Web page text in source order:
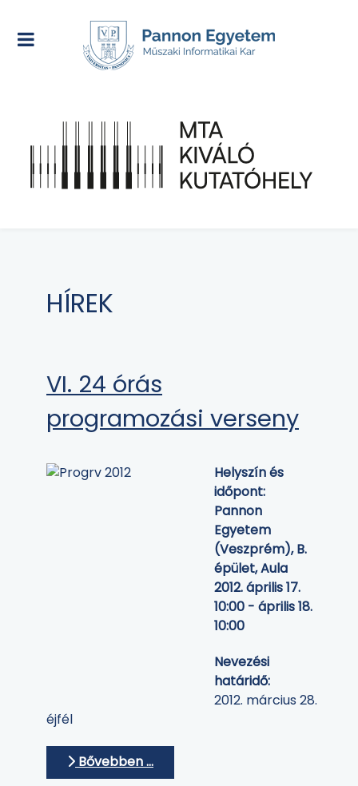
HÍREK
VI. 24 órás
programozási verseny
Helyszín és
időpont:
Pannon
Egyetem
(Veszprém), B.
épület, Aula
2012. április 17.
10:00 - április 18.
10:00
Nevezési
határidő:
2012. március 28.
éjfél
Bővebben …